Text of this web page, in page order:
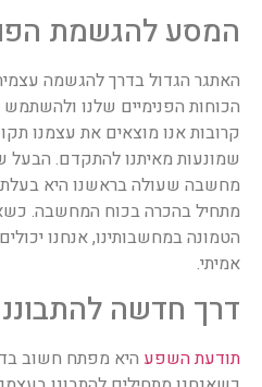
המסע להגשמת
האתגר הגדול בדרך להגשמה
הכוחות הפנימיים שלנו
קרובות אנו מוצאים את עצמנו
שמונעות מאיתנו להתקדם. הבעל
מחשבה שעולה בראשנו היא בעלת
מתחיל בהכרה בכוח המחשבה.
הטמונה במחשבותינו, אנחנו
אמיתי.
דרך חדשה
תודעת השפע היא מפתח חשוב